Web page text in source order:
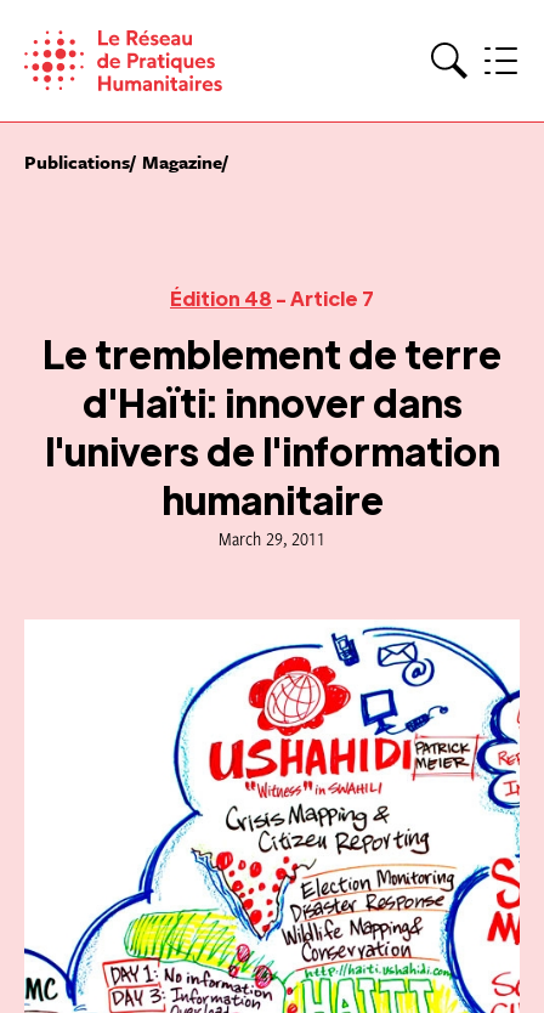
content
Publications Magazine
Édition 48 - Article 7
Le tremblement de terre
d'Haïti: innover dans
l'univers de l'information
humanitaire
March 29, 2011